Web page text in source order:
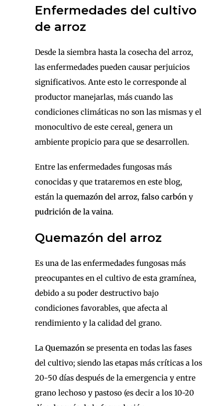
Enfermedades del cultivo
de arroz
Desde la siembra hasta la cosecha del arroz,
las enfermedades pueden causar perjuicios
significativos. Ante esto le corresponde al
productor manejarlas, más cuando las
condiciones climáticas no son las mismas y el
monocultivo de este cereal, genera un
ambiente propicio para que se desarrollen.
Entre las enfermedades fungosas más
conocidas y que trataremos en este blog,
están la quemazón del arroz, falso carbón y
pudrición de la vaina.
Quemazón del arroz
Es una de las enfermedades fungosas más
preocupantes en el cultivo de esta gramínea,
debido a su poder destructivo bajo
condiciones favorables, que afecta al
rendimiento y la calidad del grano.
La Quemazón se presenta en todas las fases
del cultivo; siendo las etapas más críticas a los
20-50 días después de la emergencia y entre
grano lechoso y pastoso (es decir a los 10-20